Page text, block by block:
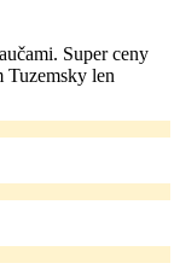
Super ceny
len